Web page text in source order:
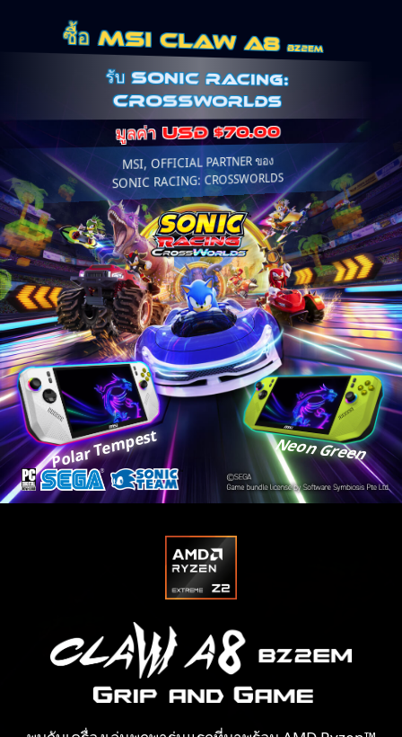
ซื้อ MSI CLAW A8BZ2EM
รับ SONIC RACING:
CROSSWORLDS
มูลค่า USD $70.00
MSI, OFFICIAL PARTNER ของ
SONIC RACING: CROSSWORLDS
Polar Tempest Neon Green